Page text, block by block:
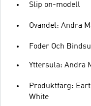
Slip on-modell
Ovandel: Andra
Foder Och
Yttersula: Andra
Produktfärg:
White